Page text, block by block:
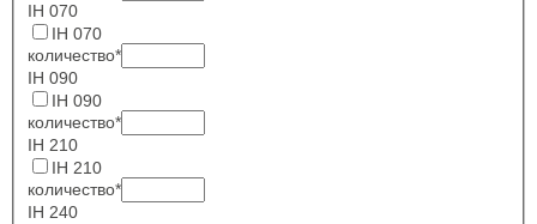
IH 070
IH 070
количество*
IH 090
IH 090
количество*
IH 210
IH 210
количество*
IH 240